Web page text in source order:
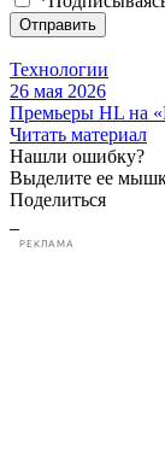
Отправить
Технологии
26 мая 2026
Премьеры HL на
Читать материал
Нашли ошибку?
Выделите ее
Поделиться
РЕКЛАМА